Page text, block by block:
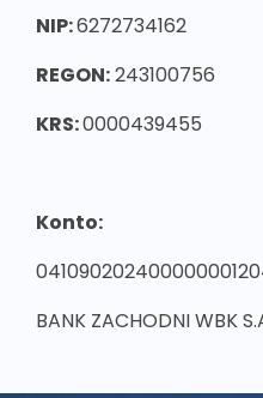
NIP:6272734162
REGON:243100756
KRS:0000439455
Konto:
BANK ZACHODNI WBK